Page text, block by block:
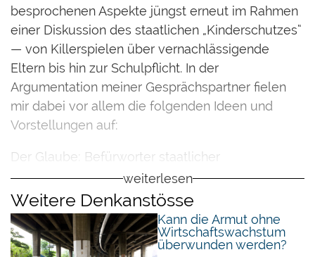
besprochenen Aspekte jüngst erneut im Rahmen
einer Diskussion des staatlichen „Kinderschutzes“
— von Killerspielen über vernachlässigende
Eltern bis hin zur Schulpflicht. In der
Argumentation meiner Gesprächspartner fielen
mir dabei vor allem die folgenden Ideen und
Vorstellungen auf:
Der Glaube: Befürworter staatlicher
Interventionen verfolgen regelmässig
humanistische Ziele — sie wollen aufrichtig das
Wohlbefinden ihrer Mitmenschen gesteigert
sehen. Der Staat wird dabei dann vor allem
deshalb als geeignetes Mittel oder Instrument
weiterlesen
Weitere Denkanstösse
Kann die Armut ohne
Wirtschaftswachstum
überwunden werden?